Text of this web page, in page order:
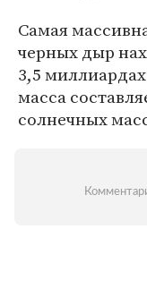
Самая
черных дыр
3,5
масса
солнечных